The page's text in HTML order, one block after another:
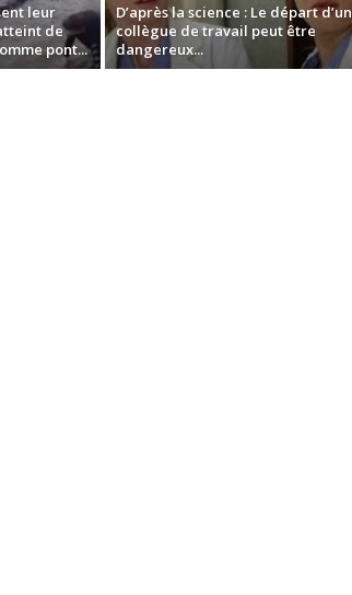
leur
de
pont...
D’après la science : Le départ d’un
collègue de travail peut être
dangereux...